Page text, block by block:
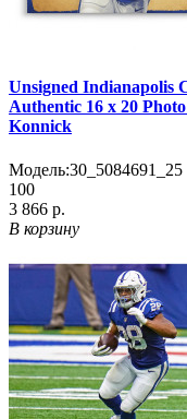
Unsigned Indianapolis
Authentic 16 x 20
Konnick
Модель:30_5084691_25
100
3 866 р.
В корзину